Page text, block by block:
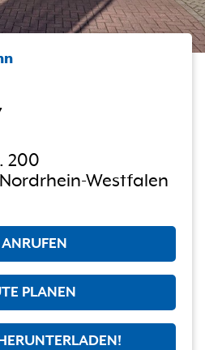
200
Westfalen
ANRUFEN
PLANEN